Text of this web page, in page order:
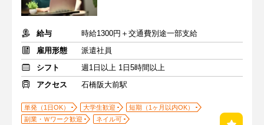
給与
時給1300円＋交通費別途一部支給
雇用形態
派遣社員
シフト
週1日以上 1日5時間以上
アクセス
石橋阪大前駅
単発（1日OK） 大学生歓迎
短期（1ヶ月以内OK）
副業・Ｗワーク歓迎
ネイル可